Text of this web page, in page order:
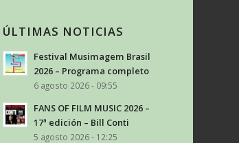
ÚLTIMAS NOTICIAS
Festival Musimagem Brasil
2026 – Programa completo
6 agosto 2026 - 09:55
FANS OF FILM MUSIC 2026 –
17ª edición – Bill Conti
5 agosto 2026 - 12:25